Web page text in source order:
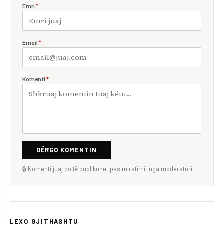
Emri *
Email *
Komenti *
DËRGO KOMENTIN
🔒 Komenti juaj do të publikohet pas miratimit nga moderatori.
LEXO GJITHASHTU